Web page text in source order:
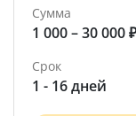
Сумма
1 000 – 30 000 ₽
Срок
1 - 16 дней